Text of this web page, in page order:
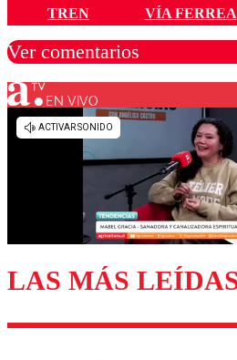
TREN VÍA FERREA
Ver comentarios
Los comentarios son
diálogo
EN VIVO
LAS MÁS